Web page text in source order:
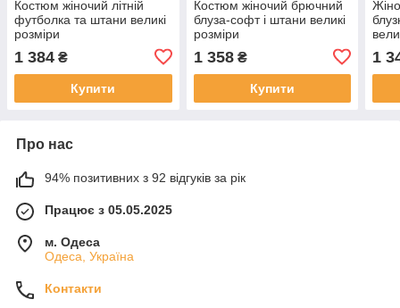
Костюм жіночий літній
футболка та штани великі
розміри
1 384 ₴
Купити
Костюм жіночий брючний
блуза-софт і штани великі
розміри
1 358₴
Купити
1
Про нас
94% позитивних з 92 відгуків за рік
Працює з 05.05.2025
м. Одеса
Одеса, Україна
Контакти